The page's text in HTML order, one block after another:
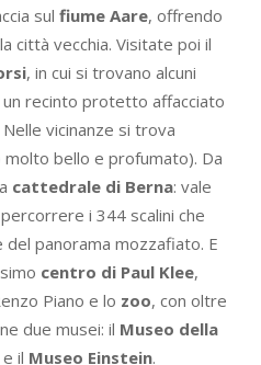
sul fiume Aare, offrendo
città vecchia. Visitate poi il
, in cui si trovano alcuni
un recinto protetto affacciato
vicinanze si trova
molto bello e profumato). Da
cattedrale di Berna: vale
i 344 scalini che
panorama mozzafiato. E
centro di Paul Klee,
Piano e lo zoo, con oltre
due musei: il Museo della
e il Museo Einstein.